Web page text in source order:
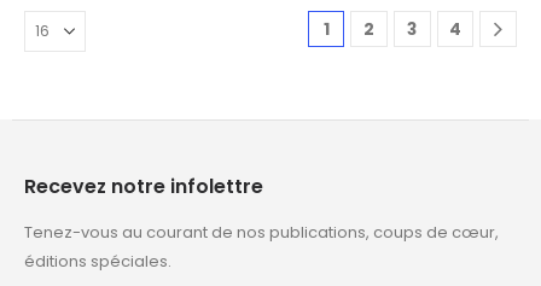
1 2 3 4
Recevez notre infolettre
Tenez-vous au courant de nos publications, coups de cœur,
éditions spéciales.